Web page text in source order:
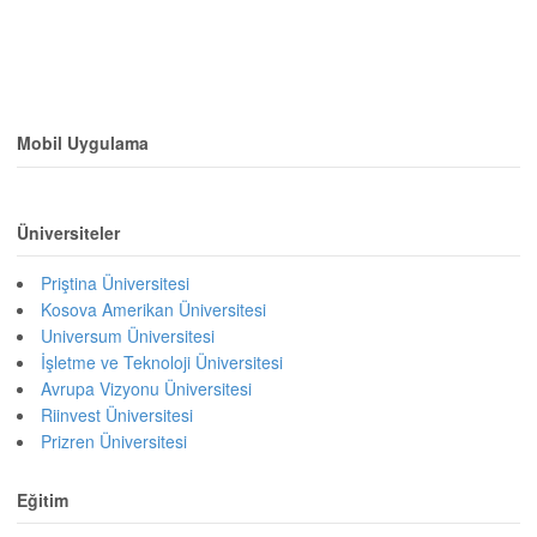
Mobil Uygulama
Üniversiteler
Priştina Üniversitesi
Kosova Amerikan Üniversitesi
Universum Üniversitesi
İşletme ve Teknoloji Üniversitesi
Avrupa Vizyonu Üniversitesi
Riinvest Üniversitesi
Prizren Üniversitesi
Eğitim